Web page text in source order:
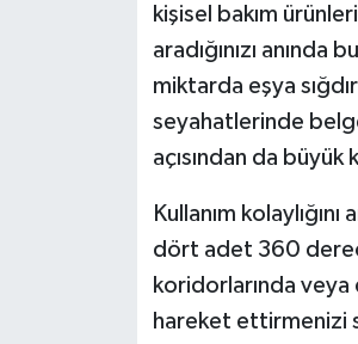
kişisel bakım
aradığınızı
miktarda eşya
seyahatlerinde
açısından da büyük
Kullanım
dört adet 360
koridorlarında
hareket ettirmenizi